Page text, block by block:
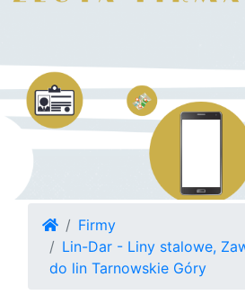
Firmy
Lin-Dar - Liny stalowe,
do lin Tarnowskie Góry